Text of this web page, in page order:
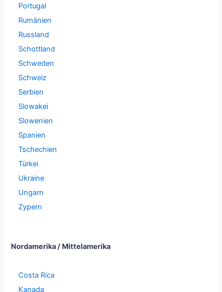
Portugal
Rumänien
Russland
Schottland
Schweden
Schweiz
Serbien
Slowakei
Slowenien
Spanien
Tschechien
Türkei
Ukraine
Ungarn
Zypern
Nordamerika / Mittelamerika
Costa Rica
Kanada